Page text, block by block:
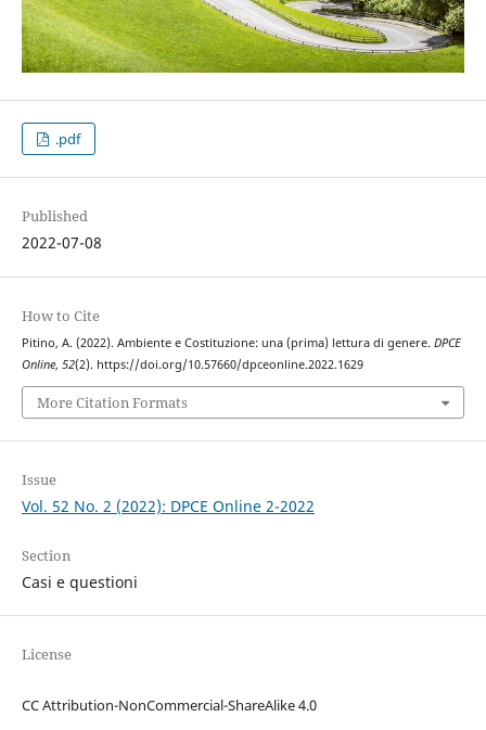
.pdf
Published
2022-07-08
How to Cite
Pitino, A. (2022). Ambiente e Costituzione: una (prima) lettura di genere. DPCE
Online, 52(2). https://doi.org/10.57660/dpceonline.2022.1629
More Citation Formats
Issue
Vol. 52 No. 2 (2022): DPCE Online 2-2022
Section
Casi e questioni
License
CC Attribution-NonCommercial-ShareAlike 4.0